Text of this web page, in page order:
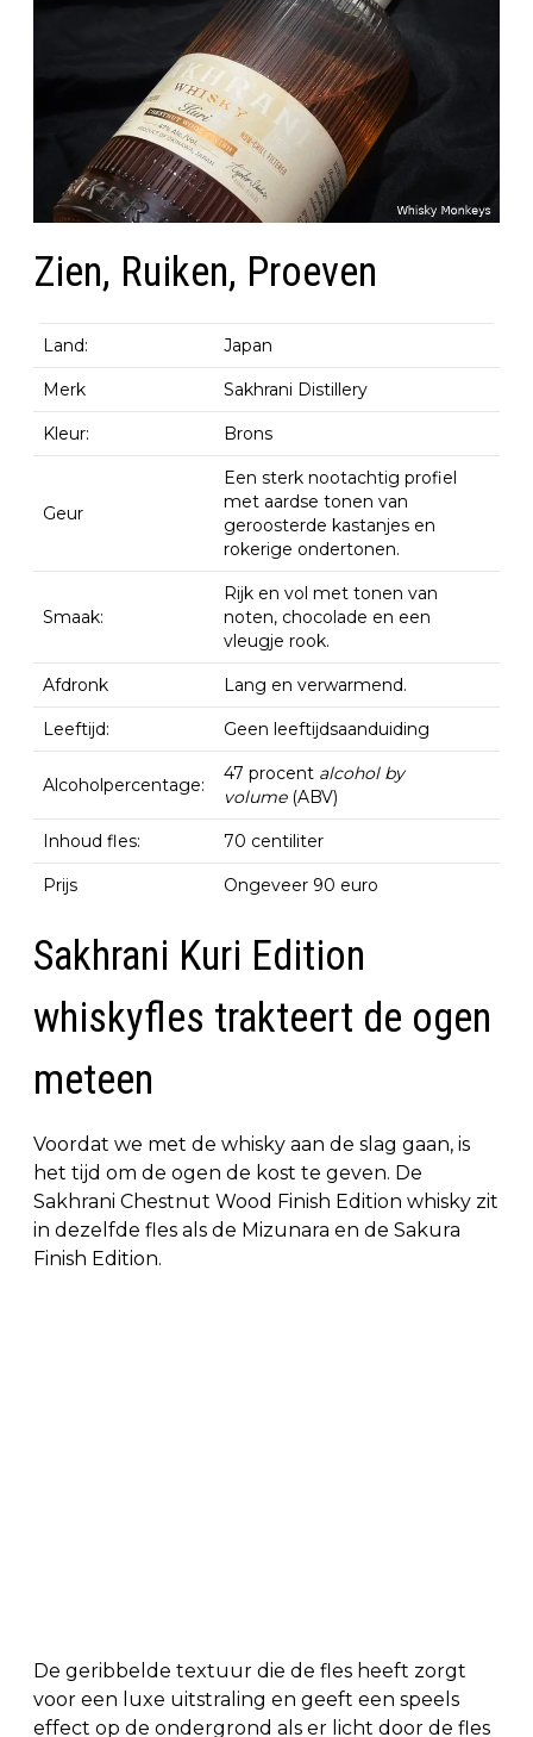
Zien, Ruiken, Proeven
Land: Japan
Merk Sakhrani Distillery
Kleur: Brons
Geur
Een sterk nootachtig profiel
met aardse tonen van
geroosterde kastanjes en
rokerige ondertonen.
Smaak:
Rijk en vol met tonen van
noten, chocolade en een
vleugje rook.
Afdronk Lang en verwarmend.
Leeftijd: Geen leeftijdsaanduiding
Alcoholpercentage:
47 procent alcohol by
volume(ABV)
Inhoud fles: 70 centiliter
Prijs Ongeveer 90 euro
Sakhrani Kuri Edition
whiskyfles trakteert de ogen
meteen
Voordat we met de whisky aan de slag gaan, is
het tijd om de ogen de kost te geven. De
Sakhrani Chestnut Wood Finish Edition whisky zit
in dezelfde fles als de Mizunara en de Sakura
Finish Edition.
De geribbelde textuur die de fles heeft zorgt
voor een luxe uitstraling en geeft een speels
effect op de ondergrond als er licht door de fles